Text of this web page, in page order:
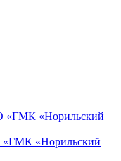
«ГМК «Норильский
«ГМК «Норильский